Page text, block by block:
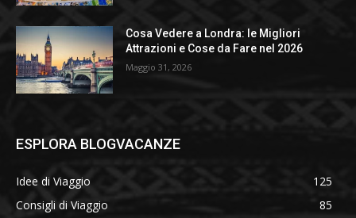
Cosa Vedere a Londra: le Migliori
Attrazioni e Cose da Fare nel 2026
Maggio 31, 2026
ESPLORA BLOGVACANZE
Idee di Viaggio
125
Consigli di Viaggio
85